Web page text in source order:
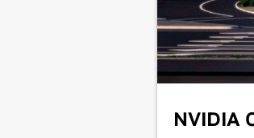
NVIDIA